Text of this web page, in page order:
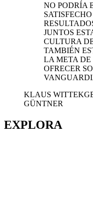
NO PODRÍA
JUNTOS
CULTURA
TAMBIÉN
LA META DE
OFRECER
KLAUS WITTEK
GÜNTNER
EXPLORA